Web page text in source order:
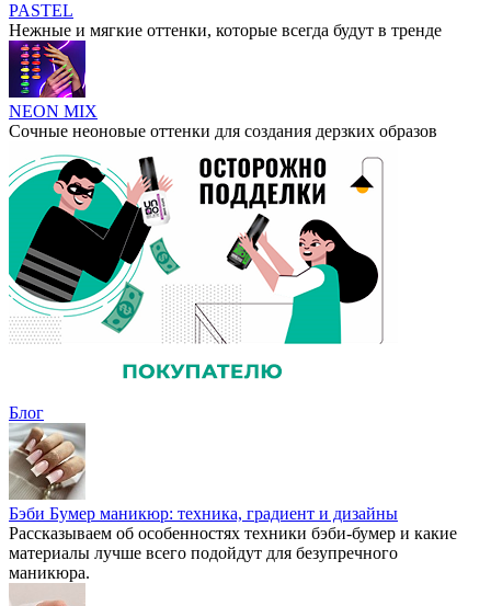
PASTEL
Нежные и мягкие оттенки, которые всегда будут в тренде
NEON MIX
Сочные неоновые оттенки для создания дерзких образов
Блог
Бэби Бумер маникюр: техника, градиент и дизайны
Рассказываем об особенностях техники бэби-бумер и какие
материалы лучше всего подойдут для безупречного
маникюра.